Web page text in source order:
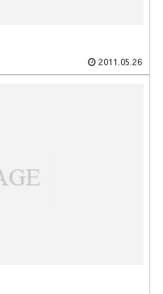
2011.05.26